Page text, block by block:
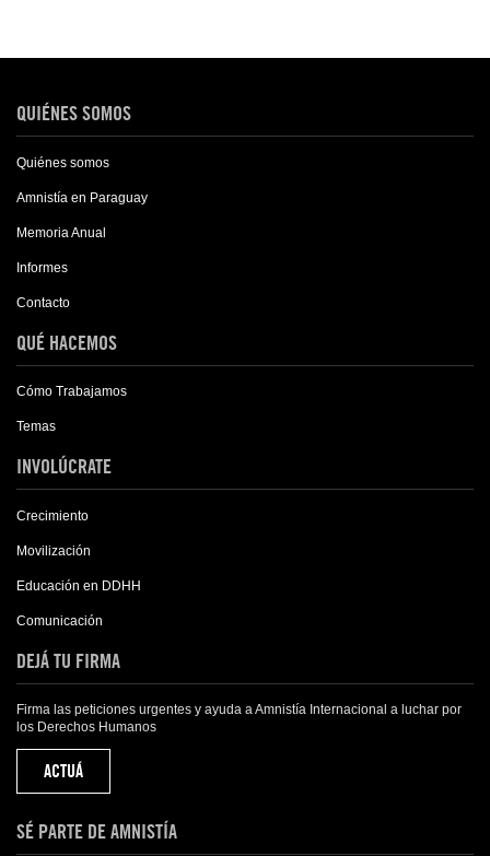
QUIÉNES SOMOS
Quiénes somos
Amnistía en Paraguay
Memoria Anual
Informes
Contacto
QUÉ HACEMOS
Cómo Trabajamos
Temas
INVOLÚCRATE
Crecimiento
Movilización
Educación en DDHH
Comunicación
DEJÁ TU FIRMA
Firma las peticiones urgentes y ayuda a Amnistía Internacional a luchar por
los Derechos Humanos
ACTUÁ
SÉ PARTE DE AMNISTÍA